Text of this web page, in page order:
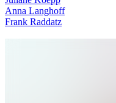
Anna Langhoff
Frank Raddatz